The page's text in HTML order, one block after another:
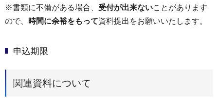
※書類に不備がある場合、 受付が出来ないことがあります
ので、 時間に余裕をもって資料提出をお願いいたします。
申込期限
関連資料について